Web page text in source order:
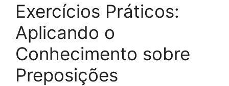
Exercícios Práticos:
Aplicando o
Conhecimento sobre
Preposições